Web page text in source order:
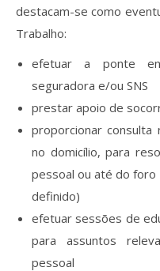
destacam-se como
Trabalho:
efetuar a ponte
seguradora e/ou SNS
prestar apoio de
proporcionar
no domicílio, para
pessoal ou até do
definido)
efetuar sessões de
para assuntos
pessoal